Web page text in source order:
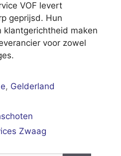
VOF levert
geprijsd. Hun
klantgerichtheid maken
voor zowel
, Gelderland
Zwaag